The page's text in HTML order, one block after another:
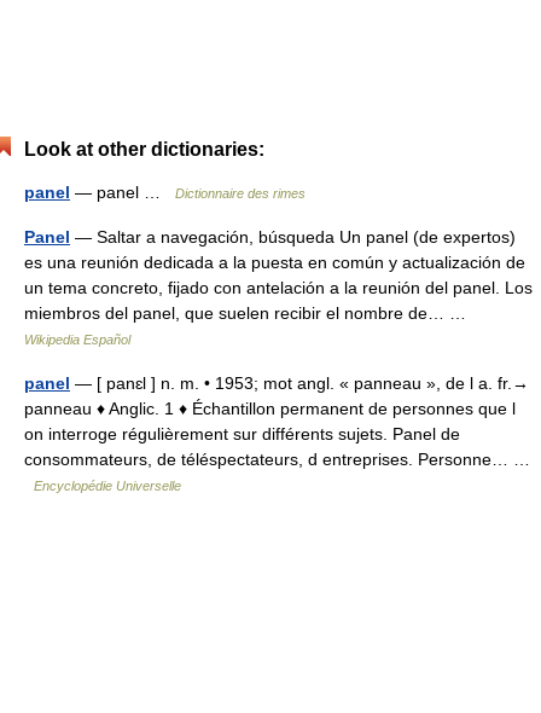
Look at other dictionaries:
panel — panel … Dictionnaire des rimes
Panel — Saltar a navegación, búsqueda Un panel (de expertos)
es una reunión dedicada a la puesta en común y actualización de
un tema concreto, fijado con antelación a la reunión del panel. Los
miembros del panel, que suelen recibir el nombre de… …
Wikipedia Español
panel — [ panɛl ] n. m. • 1953; mot angl. « panneau », de l a. fr.→
panneau ♦ Anglic. 1 ♦ Échantillon permanent de personnes que l
on interroge régulièrement sur différents sujets. Panel de
consommateurs, de téléspectateurs, d entreprises. Personne… …
Encyclopédie Universelle